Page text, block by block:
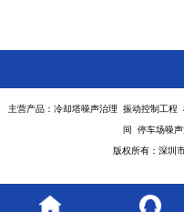
主营产品：冷却塔噪声治理 振动控制工
间 停车场噪
版权所有：深圳